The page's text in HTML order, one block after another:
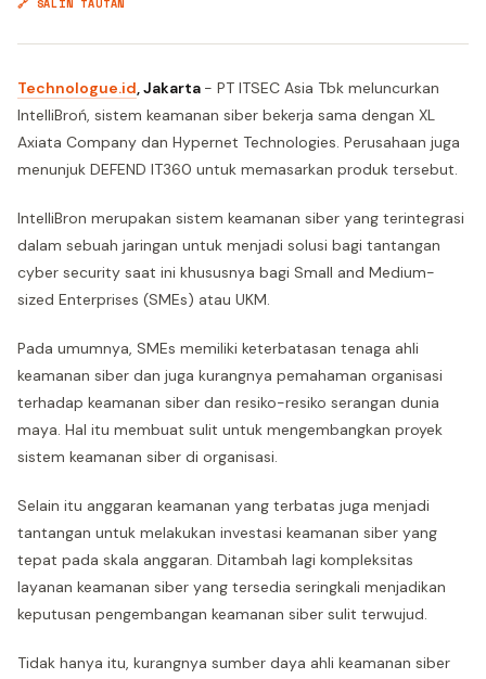
🔗 SALIN TAUTAN
Technologue.id, Jakarta - PT ITSEC Asia Tbk meluncurkan
IntelliBroń, sistem keamanan siber bekerja sama dengan XL
Axiata Company dan Hypernet Technologies. Perusahaan juga
menunjuk DEFEND IT360 untuk memasarkan produk tersebut.
IntelliBron merupakan sistem keamanan siber yang terintegrasi
dalam sebuah jaringan untuk menjadi solusi bagi tantangan
cyber security saat ini khususnya bagi Small and Medium-
sized Enterprises (SMEs) atau UKM.
Pada umumnya, SMEs memiliki keterbatasan tenaga ahli
keamanan siber dan juga kurangnya pemahaman organisasi
terhadap keamanan siber dan resiko-resiko serangan dunia
maya. Hal itu membuat sulit untuk mengembangkan proyek
sistem keamanan siber di organisasi.
Selain itu anggaran keamanan yang terbatas juga menjadi
tantangan untuk melakukan investasi keamanan siber yang
tepat pada skala anggaran. Ditambah lagi kompleksitas
layanan keamanan siber yang tersedia seringkali menjadikan
keputusan pengembangan keamanan siber sulit terwujud.
Tidak hanya itu, kurangnya sumber daya ahli keamanan siber